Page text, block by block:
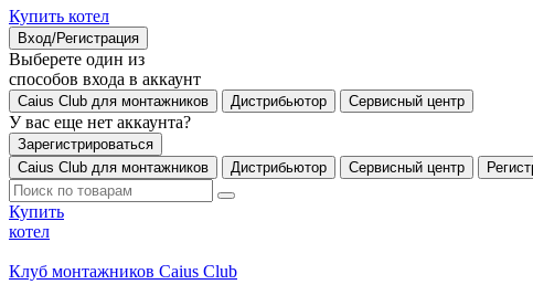
Купить котел
Вход/Регистрация
Выберете один из
способов входа в аккаунт
Caius Club для монтажников Дистрибьютор Сервисный центр
У вас еще нет аккаунта?
Зарегистрироваться
Caius Club для монтажников
Дистрибьютор Сервисный центр
Купить
котел
Клуб монтажников Caius Club